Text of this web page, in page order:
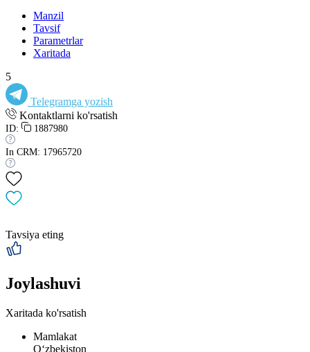
Manzil
Tavsif
Parametrlar
Xaritada
5
Telegramga yozish
Kontaktlarni ko'rsatish
ID: 1887980
In CRM: 17965720
Tavsiya eting
Joylashuvi
Xaritada ko'rsatish
Mamlakat
Oʻzbekiston